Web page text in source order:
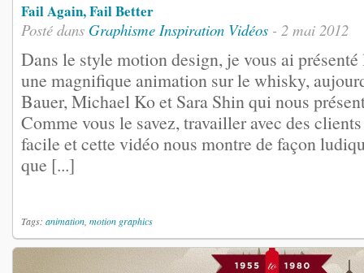
Fail Again, Fail Better
Posté dans Graphisme Inspiration Vidéos - 2 mai 2012
Dans le style motion design, je vous ai
une magnifique animation sur le whisky,
Bauer, Michael Ko et Sara Shin qui nous
Comme vous le savez, travailler avec des
facile et cette vidéo nous montre de façon
que [...]
Tags: animation motion graphics